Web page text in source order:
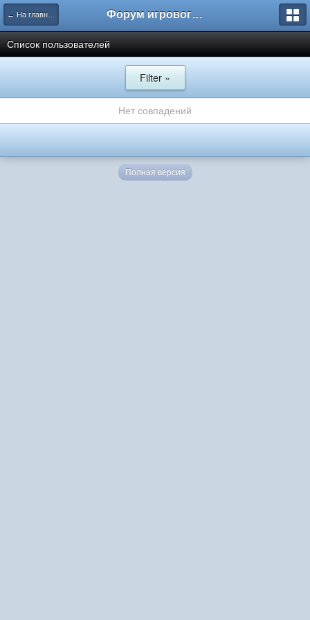
← На главную Форум игрового проекта Riverrise
Список пользователей
Filter »
Нет совпадений
Полная версия